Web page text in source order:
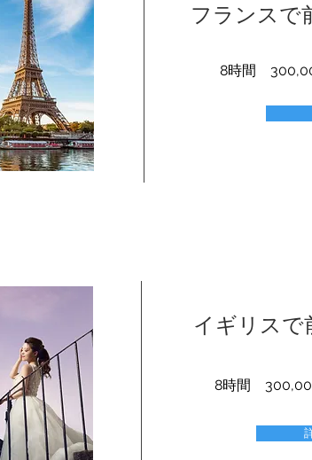
8時間
フランスで
イギリスで
8時間